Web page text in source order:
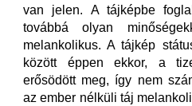
van jelen. A tájképbe
továbbá olyan
melankolikus. A tájkép
között éppen ekkor, a
erősödött meg, így nem
az ember nélküli táj